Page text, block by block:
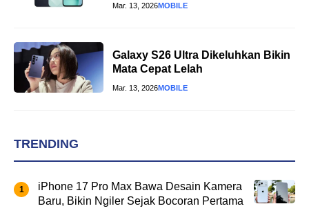
Mar. 13, 2026MOBILE
Galaxy S26 Ultra Dikeluhkan Bikin
Mata Cepat Lelah
Mar. 13, 2026MOBILE
TRENDING
iPhone 17 Pro Max Bawa Desain Kamera
Baru, Bikin Ngiler Sejak Bocoran Pertama